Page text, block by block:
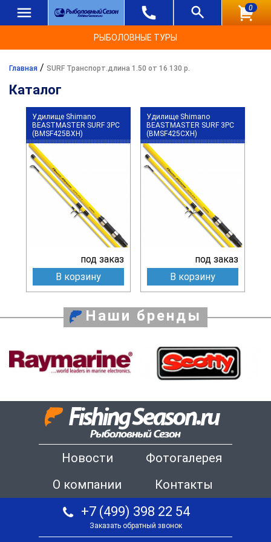
0
РЫБОЛОВНЫЕ ТУРЫ
Главная / SURF Транспорт.длина 1.50 от 16 130 р.
Каталог
Удилище Shimano
BEASTMASTER SURF 3PC
(BMSF425BXH)
под заказ
В корзину
Удилище Shimano
BEASTMASTER SURF 3PC
(BMSF425CXH)
под заказ
В корзину
Наши бренды
Новости
Фотогалерея
О компании
Контакты
+7 (499) 398 22 54
Заказать обратный звонок